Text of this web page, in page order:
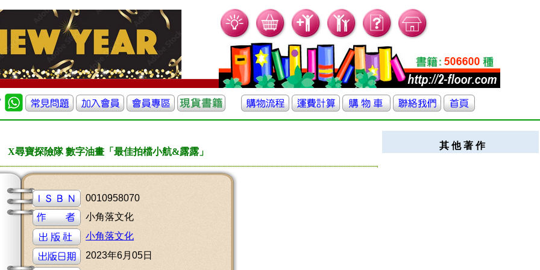
X尋寶探險隊 數字油畫「最佳拍檔小航&露露」
0010958070
小角落文化
小角落文化
2023年6月05日
其 他 著 作